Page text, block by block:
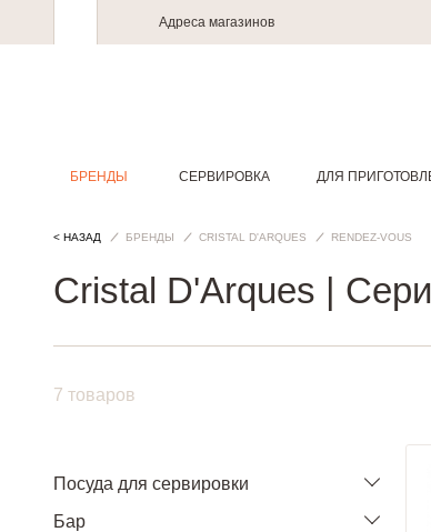
Адреса магазинов
БРЕНДЫ СЕРВИРОВКА ДЛЯ
< НАЗАД БРЕНДЫ CRISTAL D'ARQUES RENDEZ-VOUS
Cristal D'Arques |
7 товаров
Посуда для сервировки
Бар